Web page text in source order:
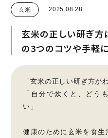
玄米 2025.08.28
玄米の正しい研ぎ方
の3つのコツや手軽
「玄米の正しい研ぎ方が
「自分で炊くと、どう
い」
健康のために玄米を食生